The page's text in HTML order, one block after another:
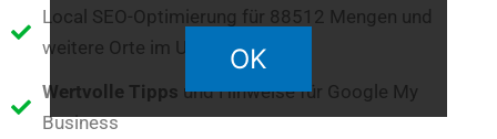
Local SEO-Optimierung für 88512 Mengen und
weitere Orte im Umkreis
Wertvolle Tipps und Hinweise für Google My
Business
OK